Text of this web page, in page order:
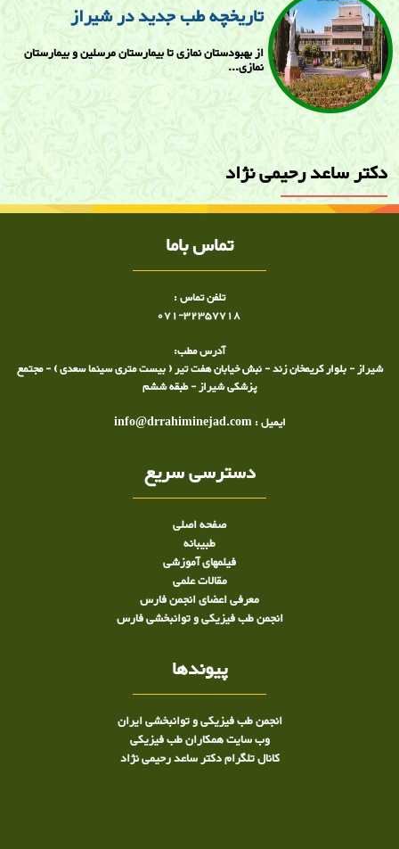
تاریخچه طب جدید در شیراز
از بهبودستان نمازی تا بیمارستان مرسلین و بیمارستان
نمازی...
دکتر ساعد رحيمی ن‍ژاد
تماس باما
تلفن تماس :
071-32357718
آدرس مطب:
شیراز - بلوار کریمخان زند - نبش خیابان هفت تیر ( بیست متری سینما سعدی ) - مجتمع
پزشکی شیراز - طبقه ششم
ایمیل : info@drrahiminejad.com
دسترسی سریع
صفحه اصلی
طبيبانه
فیلمهای آموزشی
مقالات علمی
معرفی اعضای انجمن فارس
انجمن طب فیزیکی و توانبخشی فارس
پیوندها
انجمن طب فیزیکی و توانبخشی ایران
وب سایت همکاران طب فیزیکی
کانال تلگرام دکتر ساعد رحیمی نژاد